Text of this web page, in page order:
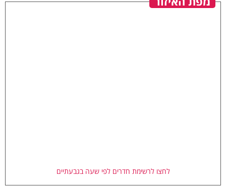
לחצו לרשימת חדרים לפי שעה בגבעתיים